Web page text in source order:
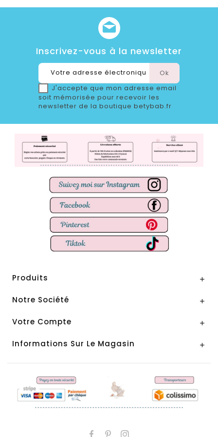
Inscrivez-vous à la newsletter
J'accepte que mon adresse email
soit mémorisée pour recevoir les
newsletter de la boutique betybab.fr
Produits 
Notre Société 
Votre Compte 
Informations Sur Le Magasin 